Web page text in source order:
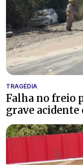
TRAGÉDIA
Falha no freio
grave